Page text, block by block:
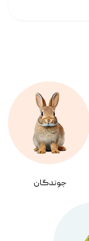
جوندگان